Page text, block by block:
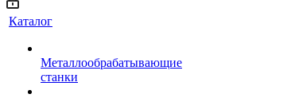
Каталог
Металлообрабатывающие
станки